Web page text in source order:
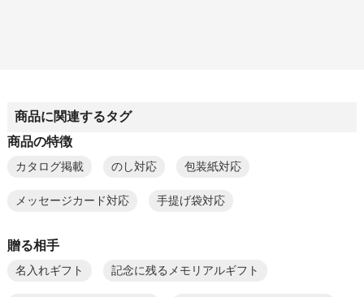
商品に関連するタグ
商品の特徴
カタログ掲載 のし対応 包装紙対応
メッセージカード対応 手提げ袋対応
贈る相手
名入れギフト 記念に残るメモリアルギフト